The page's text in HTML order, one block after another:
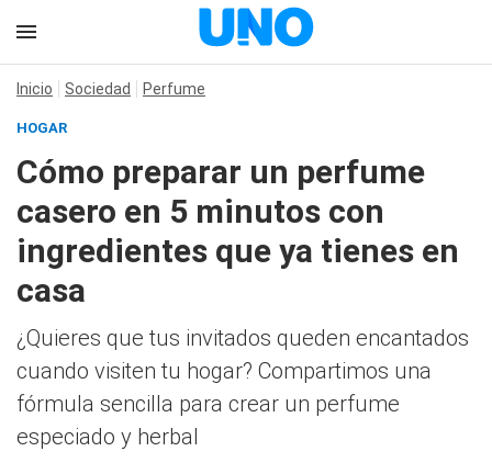
Inicio Sociedad Perfume
HOGAR
Cómo preparar un perfume
casero en 5 minutos con
ingredientes que ya tienes en
casa
¿Quieres que tus invitados queden encantados
cuando visiten tu hogar? Compartimos una
fórmula sencilla para crear un perfume
especiado y herbal